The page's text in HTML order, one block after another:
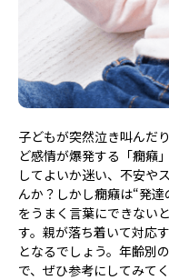
子どもが突然泣き叫んだ
ど感情が爆発する「癇癪
してよいか迷い、不安や
んか？しかし癇癪は“発
をうまく言葉にできない
す。親が落ち着いて対応
となるでしょう。年齢別
で、ぜひ参考にしてみてく